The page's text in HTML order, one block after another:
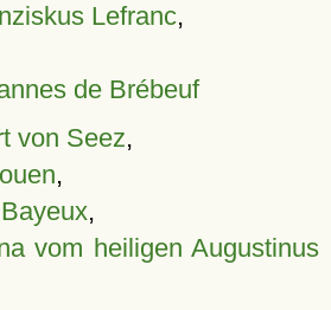
Lefranc,
de Brébeuf
von Seez,
,
,
vom heiligen Augustinus